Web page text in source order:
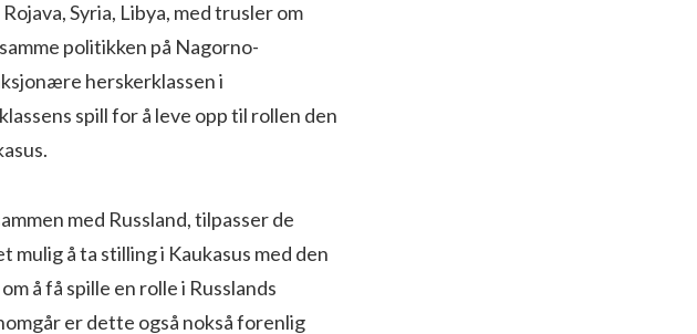
Syria, Libya, med trusler om
politikken på Nagorno-
herskerklassen i
spill for å leve opp til rollen den
med Russland, tilpasser de
mulig å ta stilling i Kaukasus med den
å få spille en rolle i Russlands
er dette også nokså forenlig